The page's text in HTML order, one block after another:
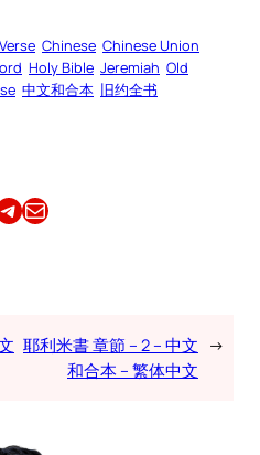
Chinese Chinese Union
Holy Bible Jeremiah Old
中文和合本 旧约全书
on TelegramEmail this Article
耶利米書 章節 – 2 – 中文
和合本 – 繁体中文
→